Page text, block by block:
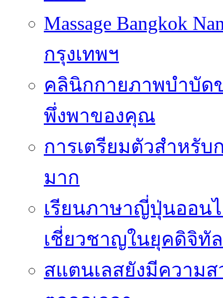
Massage Bangkok
กรุงเทพฯ
คลินิกกายภาพบำบัด
พึ่งพาของคุณ
การเตรียมตัวสำหรั
มาก
เรียนภาษาญี่ปุ่นออน
เชี่ยวชาญในยุคดิจิทัล
สแตนเลสยังมีความ